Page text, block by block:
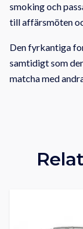
smoking och
till affärsmöten
Den fyrkantiga
samtidigt som
matcha med